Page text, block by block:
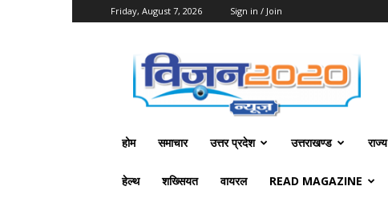
Friday, August 7, 2026 Sign in / Join
2020
News
होम समाचार उत्तर प्रदेश उत्तराखण्ड राज्य
हेल्थ शख्सियत वायरल READ MAGAZINE